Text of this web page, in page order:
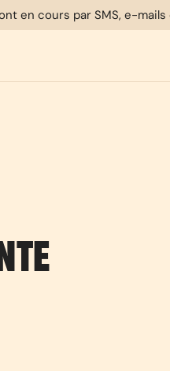
en cours par SMS, e-